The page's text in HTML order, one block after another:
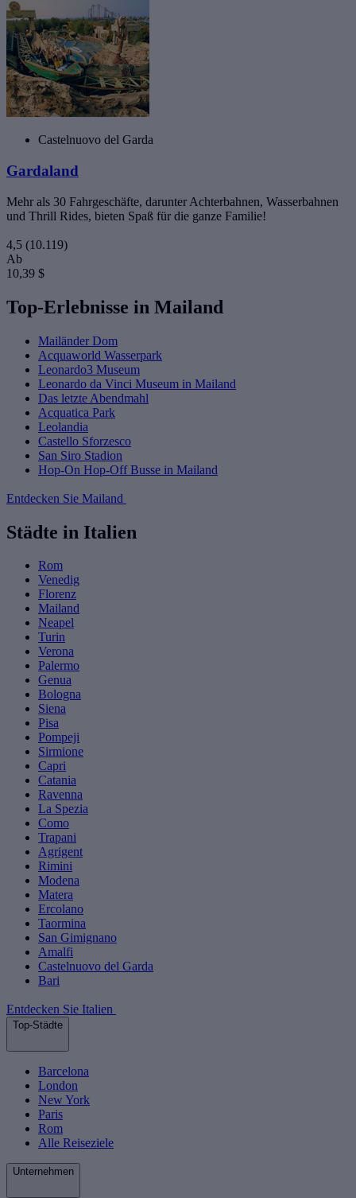
Castelnuovo del Garda
Gardaland
Mehr als 30 Fahrgeschäfte, darunter Achterbahnen, Wasserbahnen
und Thrill Rides, bieten Spaß für die ganze Familie!
4,5 (10.119)
Ab
10,39 $
Top-Erlebnisse in Mailand
Mailänder Dom
Acquaworld Wasserpark
Leonardo3 Museum
Leonardo da Vinci Museum in Mailand
Das letzte Abendmahl
Acquatica Park
Leolandia
Castello Sforzesco
San Siro Stadion
Hop-On Hop-Off Busse in Mailand
Entdecken Sie Mailand
Städte in Italien
Rom
Venedig
Florenz
Mailand
Neapel
Turin
Verona
Palermo
Genua
Bologna
Siena
Pisa
Pompeji
Sirmione
Capri
Catania
Ravenna
La Spezia
Como
Trapani
Agrigent
Rimini
Modena
Matera
Ercolano
Taormina
San Gimignano
Amalfi
Castelnuovo del Garda
Bari
Entdecken Sie Italien
Top-Städte
Barcelona
London
New York
Paris
Rom
Alle Reiseziele
Unternehmen